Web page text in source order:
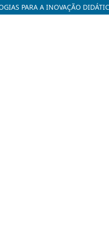
PARA A INOVAÇÃO